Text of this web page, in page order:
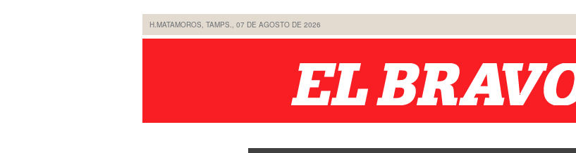
H.MATAMOROS, TAMPS., 07 DE AGOSTO DE 2026